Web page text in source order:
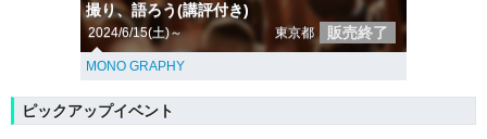
撮り、語ろう(講評付き)
2024/6/15(土)～ 東京都 販売終了
MONO GRAPHY
ピックアップイベント